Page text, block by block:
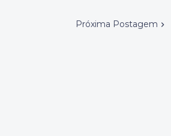
Próxima Postagem